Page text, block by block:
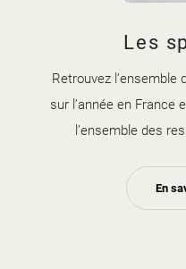
Les
Retrouvez
sur l’année en France
l’ensemble des
En